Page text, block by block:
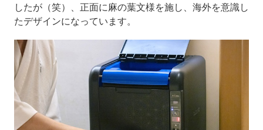
したが（笑）、正面に麻の葉文様を施し、海外を意識し
たデザインになっています。